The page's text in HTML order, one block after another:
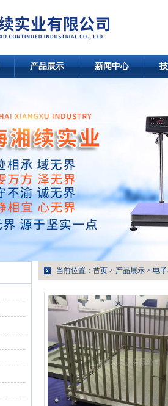
产品展示 新闻中心
当前位置： 首页 > 产品展示 > 电